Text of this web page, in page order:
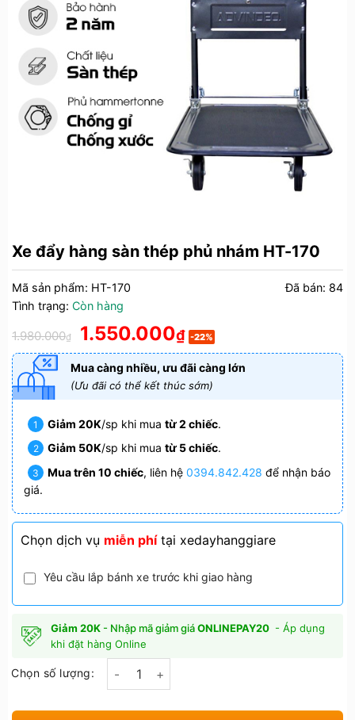
Xe đẩy hàng sàn thép phủ nhám HT-170
Mã sản phẩm: HT-170 Đã bán: 84
Tình trạng: Còn hàng
1.980.000₫
Giá
gốc
là:
1.980.000₫.
1.550.000₫Giá
hiện
tại
là:
-22%
Mua càng nhiều, ưu đãi càng lớn
(Ưu đãi có thể kết thúc sớm)
Giảm 20K/sp khi mua từ 2 chiếc.
Giảm 50K/sp khi mua từ 5 chiếc.
Mua trên 10 chiếc, liên hệ 0394.842.428 để nhận báo
giá.
Chọn dịch vụ miễn phítại xedayhanggiare
Yêu cầu lắp bánh xe trước khi giao hàng
Giảm 20K - Nhập mã giảm giáONLINEPAY20 - Áp dụng
khi đặt hàng Online
Chọn số lượng: